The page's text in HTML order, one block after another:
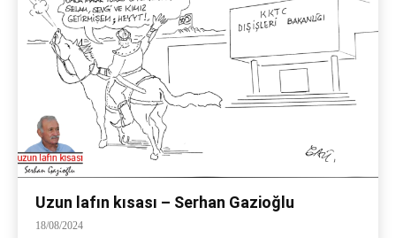
Uzun lafın kısası – Serhan Gazioğlu
18/08/2024